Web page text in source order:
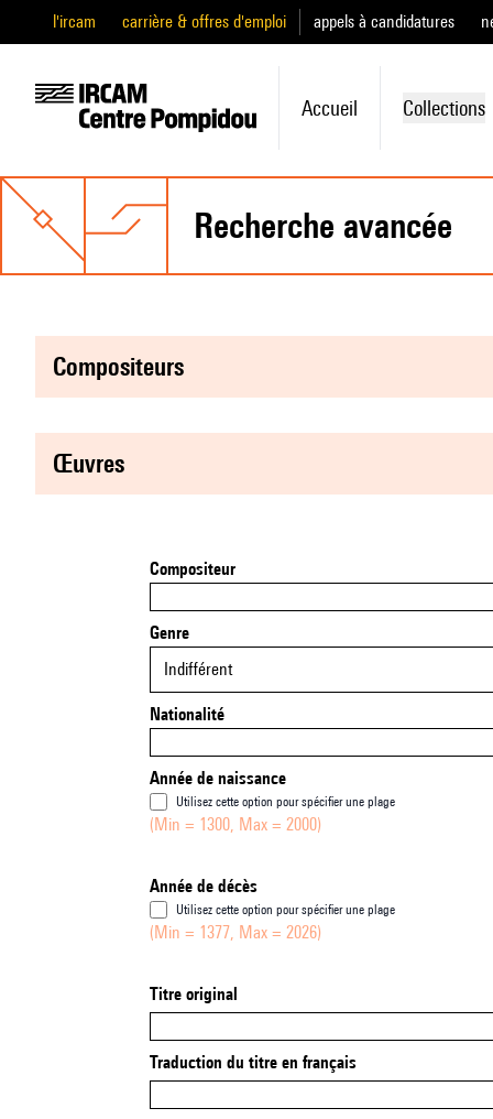
l'ircam carrière & offres d'emploi appels à candidatures
Accueil Collections
recherche avancée
compositeurs
œuvres
Compositeur
Genre
Indifférent
Nationalité
Année de naissance
Utilisez cette option pour spécifier une plage
(Min = 1300, Max = 2000)
Année de décès
Utilisez cette option pour spécifier une plage
(Min = 1377, Max = 2026)
Titre original
Traduction du titre en français